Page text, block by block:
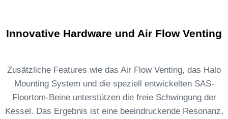
Innovative Hardware und Air Flow Venting
Zusätzliche Features wie das Air Flow Venting, das Halo
Mounting System und die speziell entwickelten SAS-
Floortom-Beine unterstützen die freie Schwingung der
Kessel. Das Ergebnis ist eine beeindruckende Resonanz,